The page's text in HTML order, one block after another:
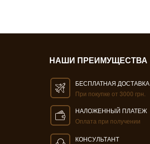
НАШИ ПРЕИМУЩЕСТВА
БЕСПЛАТНАЯ ДОСТАВКА
При покупке от 3000 грн.
НАЛОЖЕННЫЙ ПЛАТЕЖ
Оплата при получении
КОНСУЛЬТАНТ